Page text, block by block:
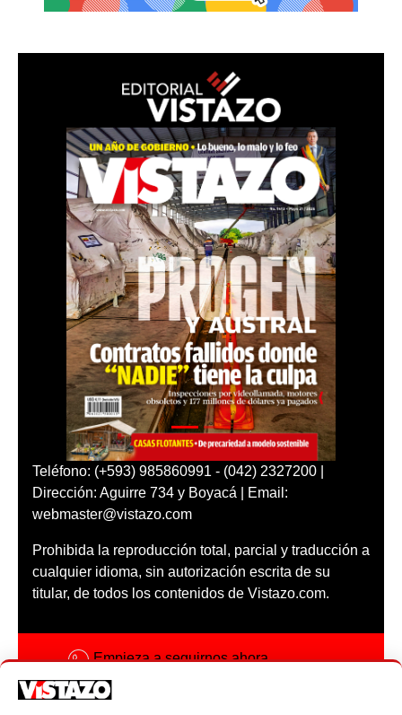
Teléfono: (+593) 985860991 - (042) 2327200 |
Dirección: Aguirre 734 y Boyacá | Email:
webmaster@vistazo.com
Prohibida la reproducción total, parcial y traducción a
cualquier idioma, sin autorización escrita de su
titular, de todos los contenidos de Vistazo.com.
Empieza a seguirnos ahora